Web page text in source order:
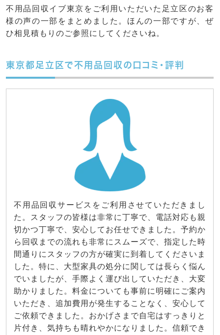
不用品回収イブ東京をご利用いただいた足立区のお客
様の声の一部をまとめました。ほんの一部ですが、ぜ
ひ相見積もりのご参照にしてくださいね。
東京都足立区で不用品回収の口コミ・評判
不用品回収サービスをご利用させていただきまし
た。スタッフの皆様は非常に丁寧で、電話対応も親
切かつ丁寧で、安心してお任せできました。予約か
ら回収までの流れも非常にスムーズで、指定した時
間通りにスタッフの方が確実に到着してくださいま
した。特に、大型家具の処分に関しては長らく悩ん
でいましたが、手際よく運び出していただき、大変
助かりました。料金についても事前に明確にご案内
いただき、追加費用が発生することなく、安心して
ご依頼できました。おかげさまで自宅はすっきりと
片付き、気持ちも晴れやかになりました。信頼でき